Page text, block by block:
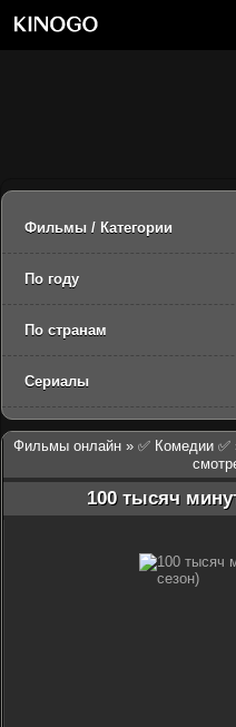
Фильмы / Категории
По году
По странам
Сериалы
Фильмы онлайн » ✅ Комедии ✅
100 тысяч